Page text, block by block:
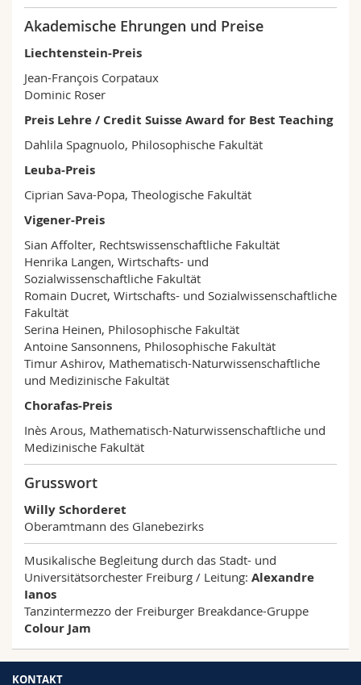
Akademische Ehrungen und Preise
Liechtenstein-Preis
Jean-François Corpataux
Dominic Roser
Preis Lehre / Credit Suisse Award for Best Teaching
Dahlila Spagnuolo, Philosophische Fakultät
Leuba-Preis
Ciprian Sava-Popa, Theologische Fakultät
Vigener-Preis
Sian Affolter, Rechtswissenschaftliche Fakultät
Henrika Langen, Wirtschafts- und
Sozialwissenschaftliche Fakultät
Romain Ducret, Wirtschafts- und Sozialwissenschaftliche
Fakultät
Serina Heinen, Philosophische Fakultät
Antoine Sansonnens, Philosophische Fakultät
Timur Ashirov, Mathematisch-Naturwissenschaftliche
und Medizinische Fakultät
Chorafas-Preis
Inès Arous, Mathematisch-Naturwissenschaftliche und
Medizinische Fakultät
Grusswort
Willy Schorderet
Oberamtmann des Glanebezirks
Musikalische Begleitung durch das Stadt- und
Universitätsorchester Freiburg / Leitung: Alexandre
Ianos
Tanzintermezzo der Freiburger Breakdance-Gruppe
Colour Jam
KONTAKT